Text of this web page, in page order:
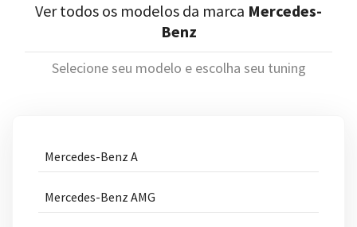
Ver todos os modelos da marca Mercedes-
Benz
Selecione seu modelo e escolha seu tuning
Mercedes-Benz A
Mercedes-Benz AMG